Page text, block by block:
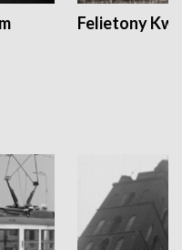
Felietony